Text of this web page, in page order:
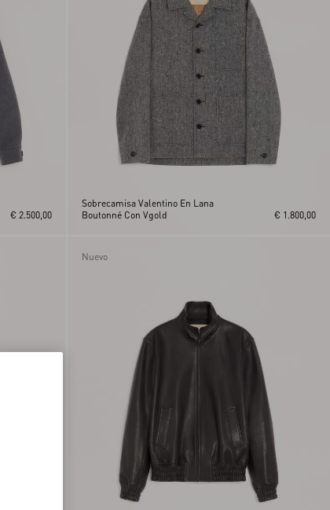
€ 2.500,00
Sobrecamisa Valentino En Lana
Boutonné Con Vgold
€ 1.800,00
Nuevo